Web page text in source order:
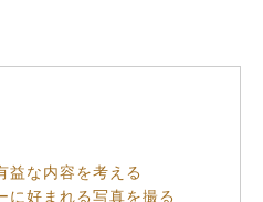
な内容を考える
好まれる写真を撮る